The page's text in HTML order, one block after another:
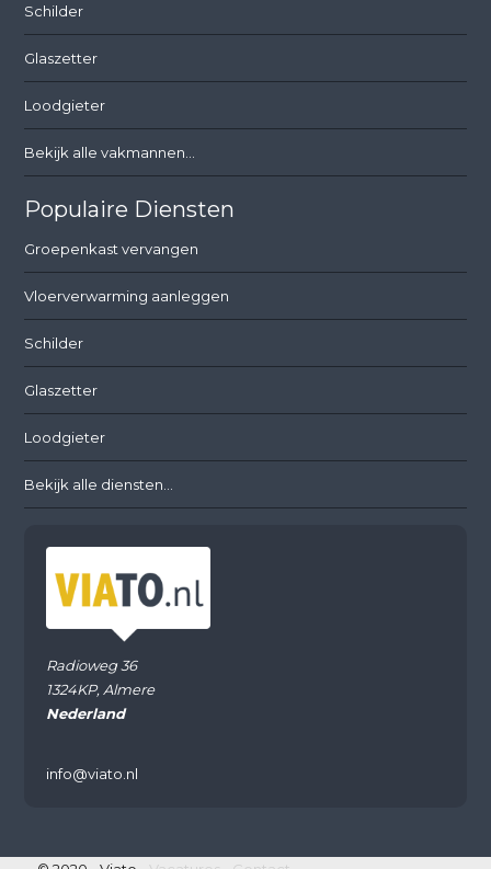
Schilder
Glaszetter
Loodgieter
Bekijk alle vakmannen...
Populaire Diensten
Groepenkast vervangen
Vloerverwarming aanleggen
Schilder
Glaszetter
Loodgieter
Bekijk alle diensten...
Radioweg 36
1324KP, Almere
Nederland
info@viato.nl